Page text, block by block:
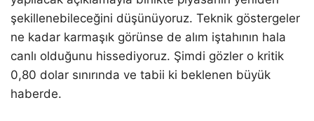
şekillenebileceğini düşünüyoruz. Teknik göstergeler
ne kadar karmaşık görünse de alım iştahının hala
canlı olduğunu hissediyoruz. Şimdi gözler o kritik
0,80 dolar sınırında ve tabii ki beklenen büyük
haberde.